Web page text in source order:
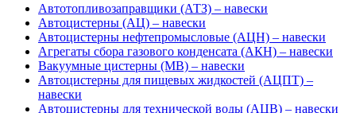
Автотопливозаправщики (АТЗ) – навески
Автоцистерны (АЦ) – навески
Автоцистерны нефтепромысловые (АЦН) – навески
Агрегаты сбора газового конденсата (АКН) – навески
Вакуумные цистерны (МВ) – навески
Автоцистерны для пищевых жидкостей (АЦПТ) –
навески
Автоцистерны для технической воды (АЦВ) – навески